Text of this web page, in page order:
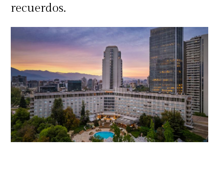
Junto a los cafés de la gama,
Nespresso lanzó nuevos accesorios
inspirados en California, con
diseños llamativos y vibrantes que
serán imprescindibles para este
verano.
recuerdos.